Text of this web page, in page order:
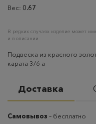
Вес: 0.67
В редких случаях изделие может
и в описании
Подвеска из красного
карата 3/6 а
Доставка
Самовывоз – бесплатно